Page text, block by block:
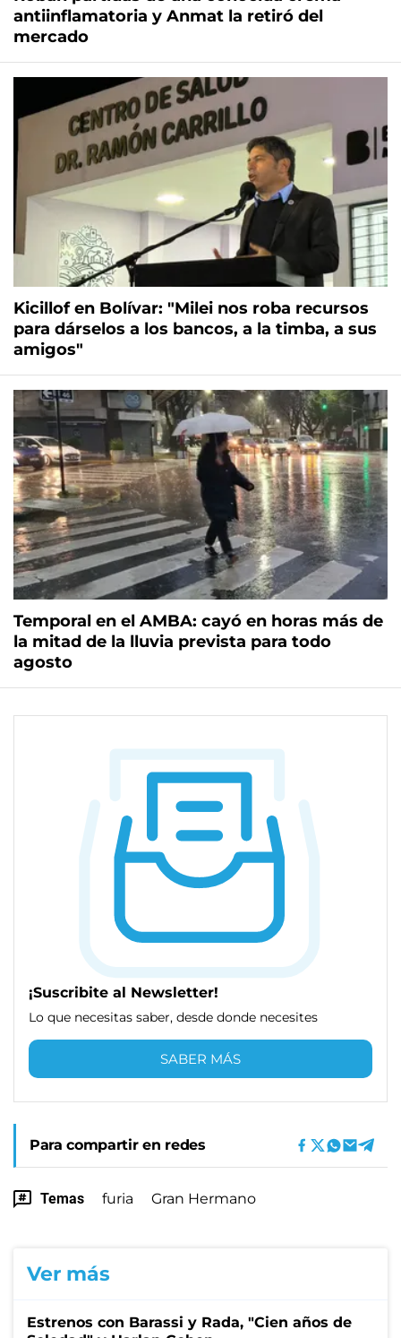
antiinflamatoria y Anmat la retiró del
mercado
Kicillof en Bolívar: "Milei nos roba recursos
para dárselos a los bancos, a la timba, a sus
amigos"
Temporal en el AMBA: cayó en horas más de
la mitad de la lluvia prevista para todo
agosto
¡Suscribite al Newsletter!
Lo que necesitas saber, desde donde necesites
SABER MÁS
Para compartir en redes
Temas furia Gran Hermano
Ver más
Estrenos con Barassi y Rada, "Cien años de